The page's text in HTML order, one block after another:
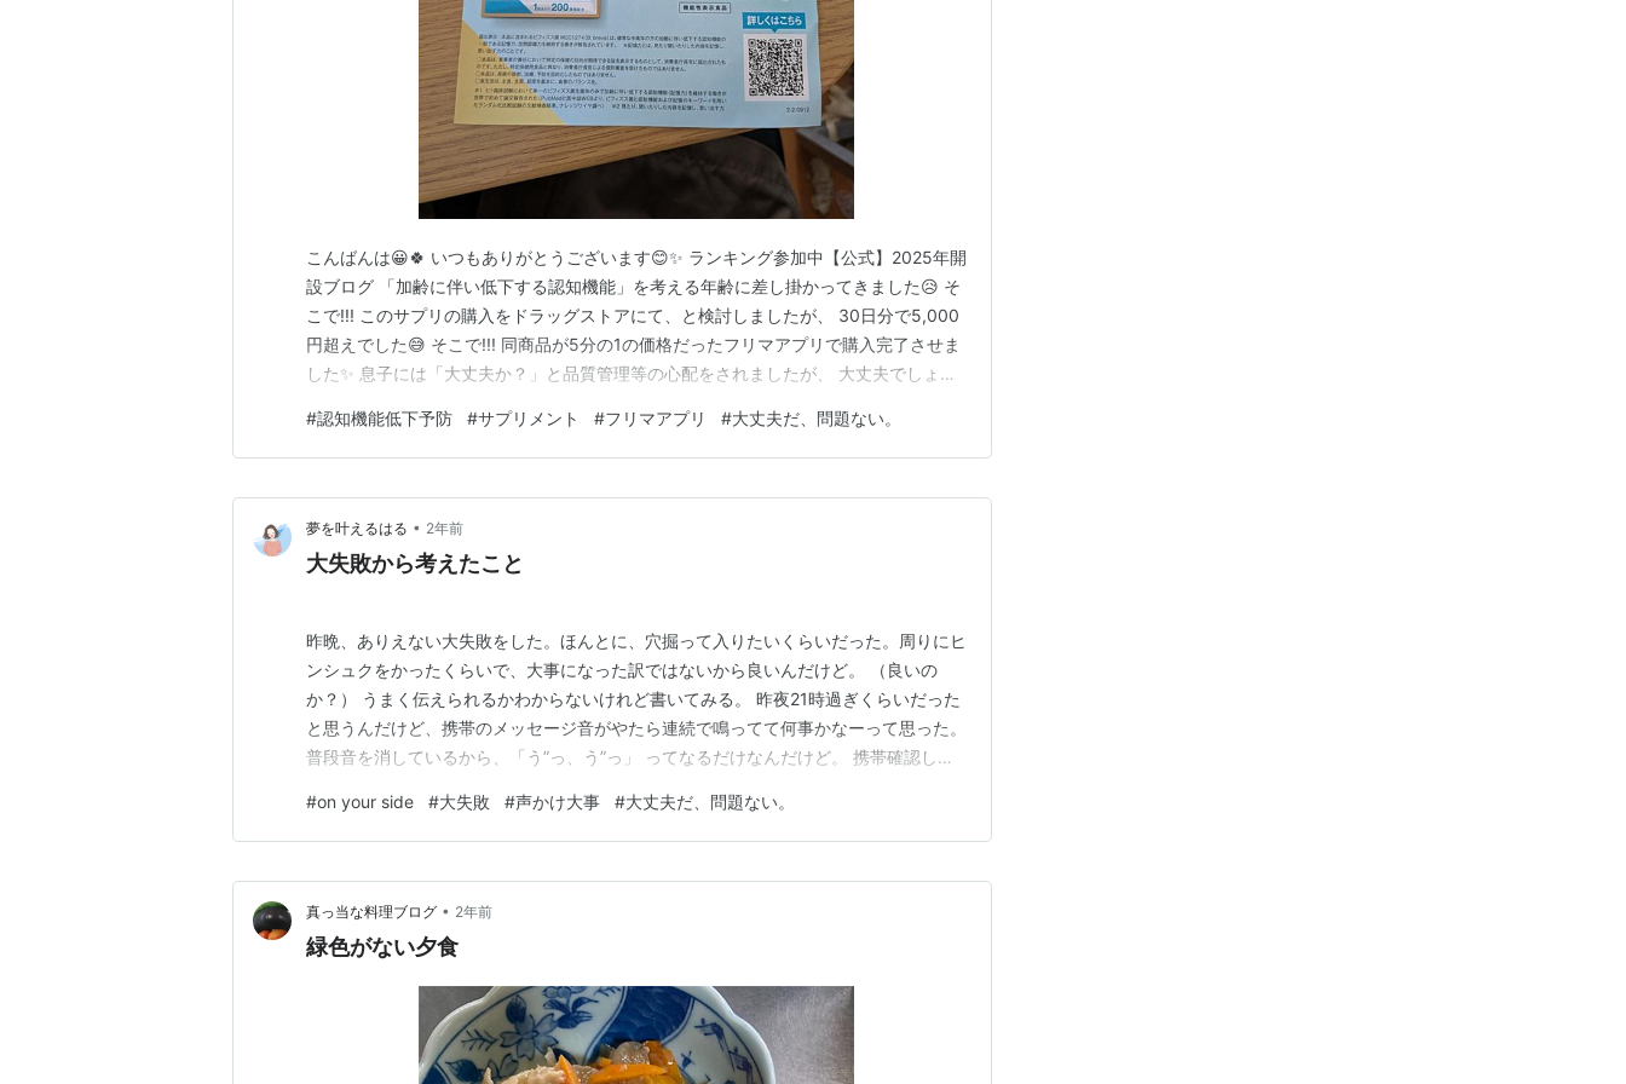
こんばんは😀🍀 いつもありがとうございます😊✨️ ランキング参加中【公式】2025年開
設ブログ 「加齢に伴い低下する認知機能」を考える年齢に差し掛かってきました😥 そ
こで!!! このサプリの購入をドラッグストアにて、と検討しましたが、 30日分で5,000
円超えでした😅 そこで!!! 同商品が5分の1の価格だったフリマアプリで購入完了させま
した✨️ 息子には「大丈夫か？」と品質管理等の心配をされましたが、 大丈夫でしょう
した😊🍀🍀🍀
#認知機能低下予防 #サプリメント #フリマアプリ #大丈夫だ、問題ない。
夢を叶えるはる • 2年前
大失敗から考えたこと
昨晩、ありえない大失敗をした。ほんとに、穴掘って入りたいくらいだった。周りにヒ
ンシュクをかったくらいで、大事になった訳ではないから良いんだけど。 （良いの
か？） うまく伝えられるかわからないけれど書いてみる。 昨夜21時過ぎくらいだった
と思うんだけど、携帯のメッセージ音がやたら連続で鳴ってて何事かなーって思った。
普段音を消しているから、「う”っ、う”っ」 ってなるだけなんだけど。 携帯確認した
テーマを変更してしまってた！！ ななんで？！？！＃＄％＠一瞬なにが起こったかわ
からなかった。 なんとか元に戻そうとしたんだけど…
#on your side #大失敗 #声かけ大事 #大丈夫だ、問題ない。
真っ当な料理ブログ • 2年前
緑色がない夕食